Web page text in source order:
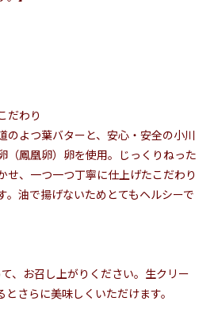
だわり
のよつ葉バターと、安心・安全の小川
（鳳凰卵）卵を使用。じっくりねった
せ、一つ一つ丁寧に仕上げたこだわり
。油で揚げないためとてもヘルシーで
、お召し上がりください。生クリー
さらに美味しくいただけます。